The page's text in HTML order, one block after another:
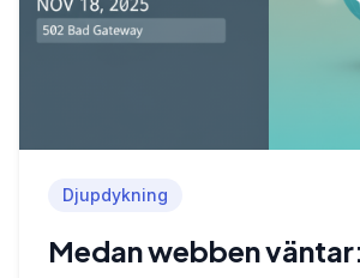
Djupdykning
Medan webben